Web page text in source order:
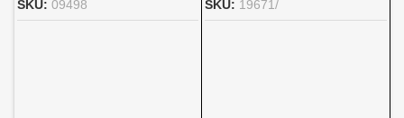
SKU: 09498 SKU: 19671/